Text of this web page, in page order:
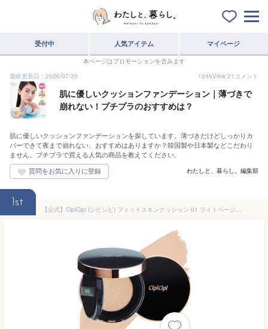
受付中 人気アイテム マイページ
本ページはプロモーションを含みます
最終更新日：2026/07/30
1246View 21 コメント
肌に優しいクッションファンデーション｜薄づきで
崩れない！プチプラのおすすめは？
肌に優しいクッションファンデーションを探しています。薄づきだけどしっかりカ
バーできて夜まで崩れない、おすすめはありますか？韓国製や日本製などこだわり
ません。プチプラで買える人気の商品を教えてください。
わたしと、暮らし。編集部
1st
【公式】CipiCipi (シピシピ) フィットスキンクッション 01 ライトベージュ 15g / クッションファンデーション 崩れにくい カバー力